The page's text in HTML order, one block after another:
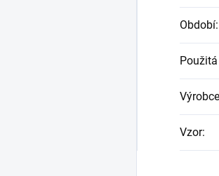
Období:
Výrobce
Vzor: